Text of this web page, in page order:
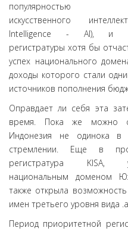
популярностью
искусственного
Intelligence - AI), и
регистратуры хотя бы
успех национального
доходы которого стали
источников пополнения
Оправдает ли себя эта
время. Пока же можно
Индонезия не одинока в
стремлении. Еще в
регистратура KISA,
национальным доменом
также открыла
имен третьего уровня вида
Период приоритетной